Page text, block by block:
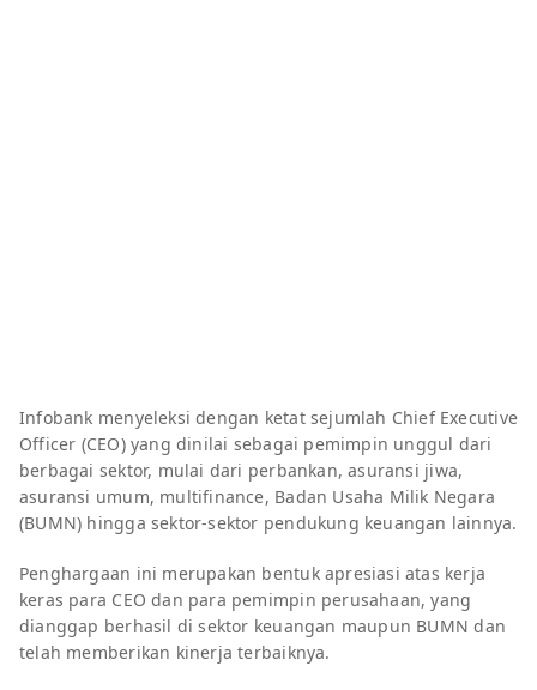
Infobank menyeleksi dengan ketat sejumlah Chief Executive
Officer (CEO) yang dinilai sebagai pemimpin unggul dari
berbagai sektor, mulai dari perbankan, asuransi jiwa,
asuransi umum, multifinance, Badan Usaha Milik Negara
(BUMN) hingga sektor-sektor pendukung keuangan lainnya.
Penghargaan ini merupakan bentuk apresiasi atas kerja
keras para CEO dan para pemimpin perusahaan, yang
dianggap berhasil di sektor keuangan maupun BUMN dan
telah memberikan kinerja terbaiknya.